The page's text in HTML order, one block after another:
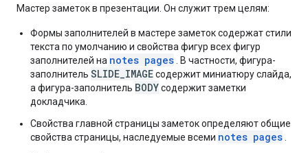
Мастер заметок в презентации. Он служит трем целям:
Формы заполнителей в мастере заметок содержат стили
текста по умолчанию и свойства фигур всех фигур
заполнителей на notes pages . В частности, фигура-
заполнитель SLIDE_IMAGEсодержит миниатюру слайда,
а фигура-заполнитель BODYсодержит заметки
докладчика.
Свойства главной страницы заметок определяют общие
свойства страницы, наследуемые всеми notes pages